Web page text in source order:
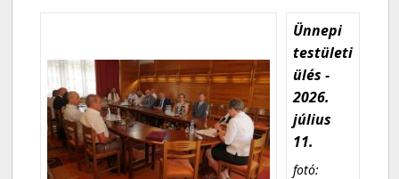
Ünnepi
testületi
ülés -
2026.
július
11.
fotó: